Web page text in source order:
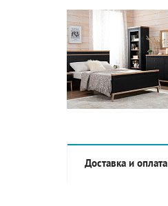
Доставка и оплата